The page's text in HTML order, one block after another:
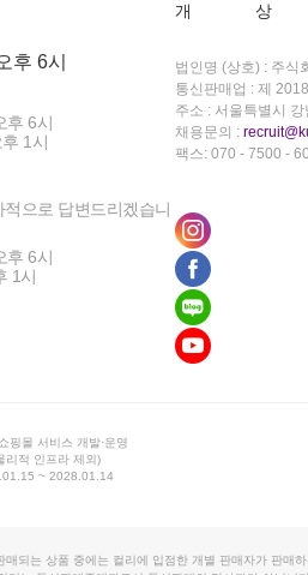
후 6시
후 6시
1시
으로 답변드리겠습니
후 6시
1시
개
상
법인명 (상호) : 주식
통신판매업 : 제
주소 : 서울특별시
채용문의 :
팩스: 070 - 7500 -
핑몰 서비스 개발·운영
리적 인프라 제외)
~ 2028.01.14
매되는 상품 중에는 컬리에 입점한 개별 판매자가 판매